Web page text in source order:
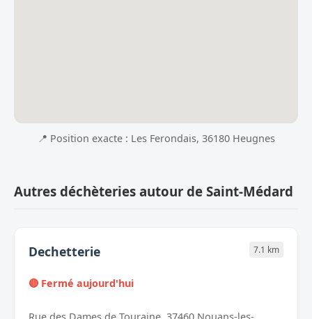
📍 Position exacte : Les Ferondais, 36180 Heugnes
Autres déchèteries autour de Saint-Médard
Dechetterie 7.1 km
🔴 Fermé aujourd'hui
Rue des Dames de Touraine, 37460 Nouans-les-